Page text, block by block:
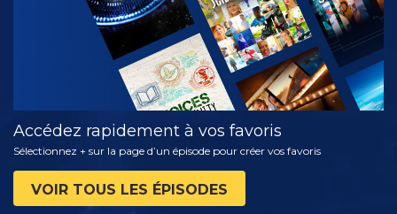
Accédez rapidement à vos favoris
Sélectionnez + sur la page d’un épisode pour créer vos favoris
VOIR TOUS LES ÉPISODES